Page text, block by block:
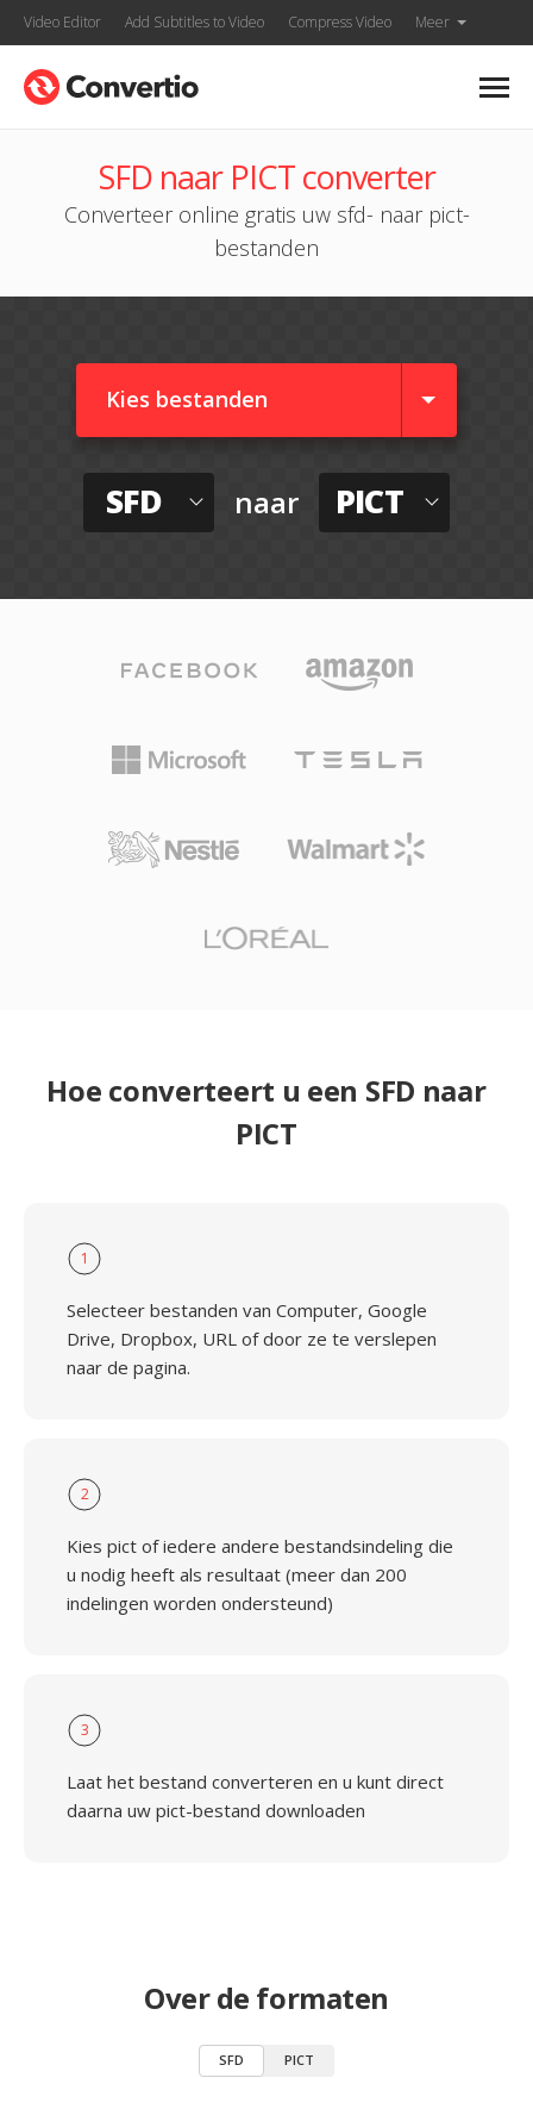
Video Editor Add Subtitles to Video Compress Video Meer
SFD naar PICT converter
Converteer online gratis uw sfd- naar pict-
bestanden
Kies bestanden
SFD naar PICT
Hoe converteert u een SFD naar
PICT
1
Selecteer bestanden van Computer, Google
Drive, Dropbox, URL of door ze te verslepen
naar de pagina.
2
Kies pict of iedere andere bestandsindeling die
u nodig heeft als resultaat (meer dan 200
indelingen worden ondersteund)
3
Laat het bestand converteren en u kunt direct
daarna uw pict-bestand downloaden
Over de formaten
SFD PICT